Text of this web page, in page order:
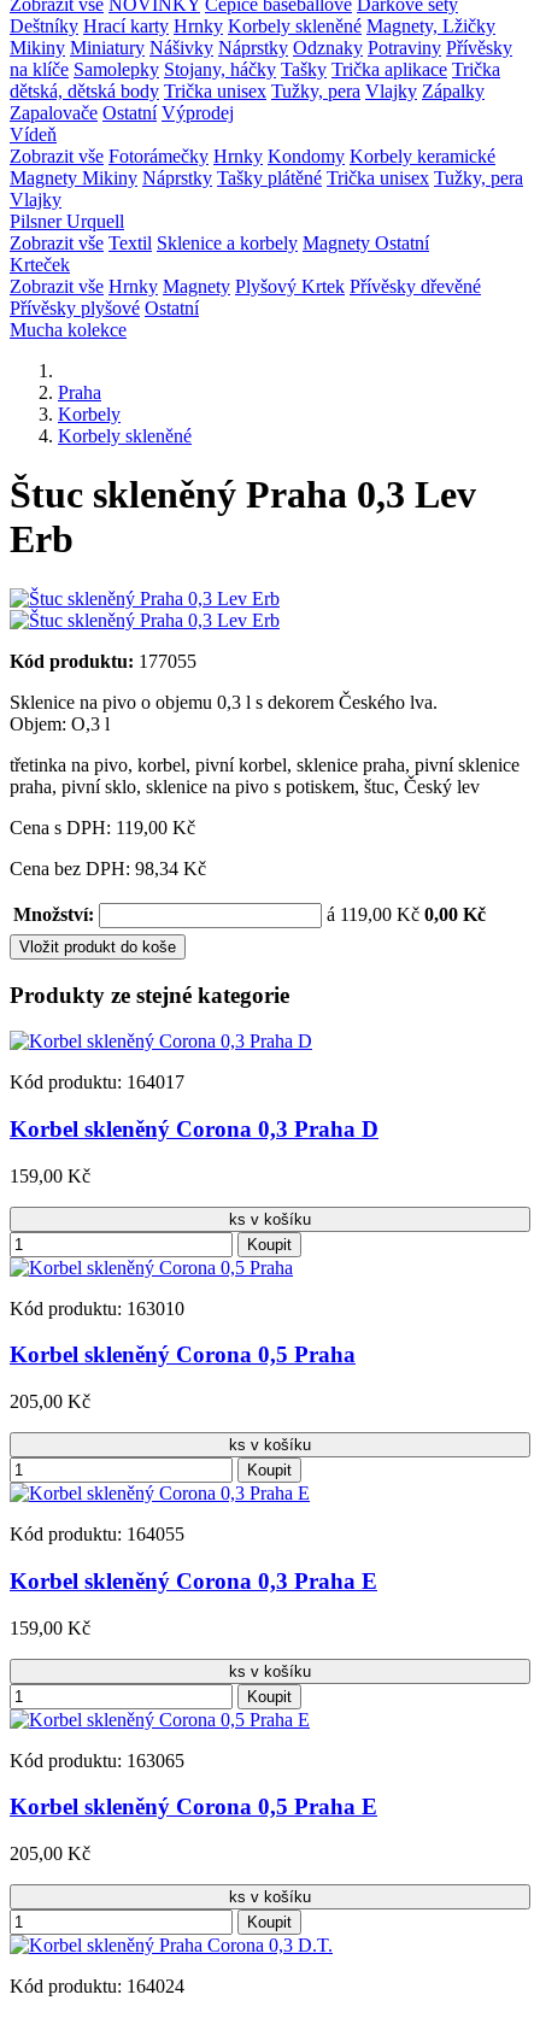
Zobrazit vše NOVINKY Čepice baseballové Dárkové sety
Deštníky Hrací karty Hrnky Korbely skleněné Magnety, Lžičky
Mikiny Miniatury Nášivky Náprstky Odznaky Potraviny Přívěsky
na klíče Samolepky Stojany, háčky Tašky Trička aplikace Trička
dětská, dětská body Trička unisex Tužky, pera Vlajky Zápalky
Zapalovače Ostatní Výprodej
Vídeň
Zobrazit vše Fotorámečky Hrnky Kondomy Korbely keramické
Magnety Mikiny Náprstky Tašky plátěné Trička unisex Tužky, pera
Vlajky
Pilsner Urquell
Zobrazit vše Textil Sklenice a korbely Magnety Ostatní
Krteček
Zobrazit vše Hrnky Magnety Plyšový Krtek Přívěsky dřevěné
Přívěsky plyšové Ostatní
Mucha kolekce
Praha
Korbely
Korbely skleněné
Štuc skleněný Praha 0,3 Lev
Erb
Kód produktu: 177055
Sklenice na pivo o objemu 0,3 l s dekorem Českého lva.
Objem: O,3 l
třetinka na pivo, korbel, pivní korbel, sklenice praha, pivní sklenice
praha, pivní sklo, sklenice na pivo s potiskem, štuc, Český lev
Cena s DPH: 119,00 Kč
Cena bez DPH: 98,34 Kč
Množství: á 119,00 Kč 0,00 Kč
Vložit produkt do koše
Produkty ze stejné kategorie
Kód produktu: 164017
Korbel skleněný Corona 0,3 Praha D
159,00 Kč
ks v košíku
Koupit
Kód produktu: 163010
Korbel skleněný Corona 0,5 Praha
205,00 Kč
ks v košíku
Koupit
Kód produktu: 164055
Korbel skleněný Corona 0,3 Praha E
159,00 Kč
ks v košíku
Koupit
Kód produktu: 163065
Korbel skleněný Corona 0,5 Praha E
205,00 Kč
ks v košíku
Koupit
Kód produktu: 164024